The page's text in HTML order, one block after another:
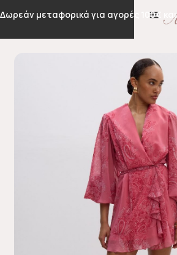
Δωρεάν μεταφορικά για αγορές 100€